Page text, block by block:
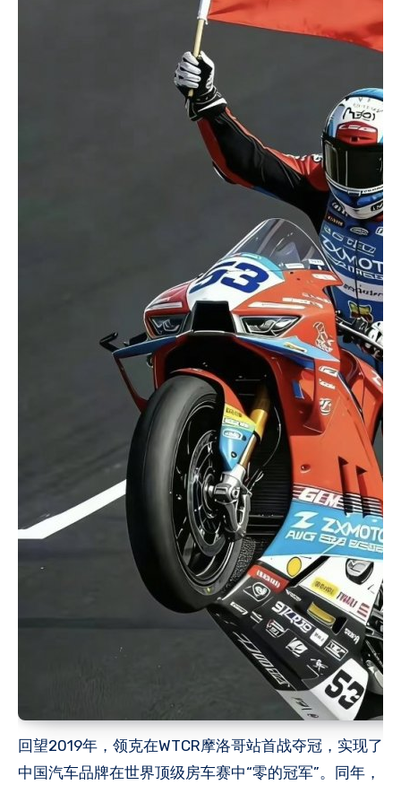
回望2019年，领克在WTCR摩洛哥站首战夺冠，实现了
中国汽车品牌在世界顶级房车赛中“零的冠军”。同年，